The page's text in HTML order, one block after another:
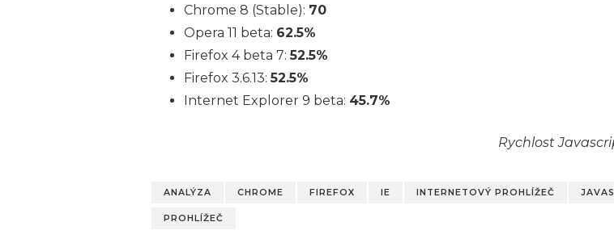
Chrome 8 (Stable): 70
Opera 11 beta: 62.5%
Firefox 4 beta 7:52.5%
Firefox 3.6.13:52.5%
Internet Explorer 9 beta: 45.7%
Rychlost
ANALÝZA CHROME FIREFOX IE INTERNETOVÝ PROHLÍŽEČ
PROHLÍŽEČ